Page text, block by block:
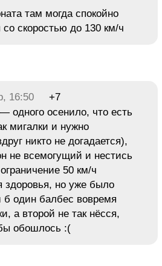
там могда спокойно
со скоростью до 130 км/ч
16:50
+7
одного осенило, что есть
мигалки и нужно
никто не догадается),
не всемогущий и нестись
50 км/ч
здоровья, но уже было
б один балбес вовремя
а второй не так нёсся,
обошлось :(